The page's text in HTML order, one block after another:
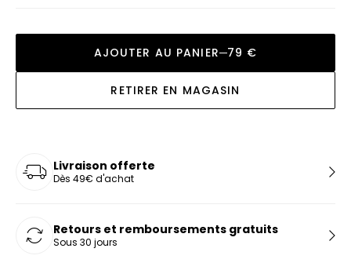
AJOUTER AU PANIER 79 €
RETIRER EN MAGASIN
Livraison offerte
Dès 49€ d'achat
Retours et remboursements gratuits
Sous 30 jours